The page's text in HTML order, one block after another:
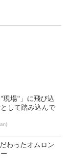
現場"」に飛び込
して踏み込んで
わったオムロン